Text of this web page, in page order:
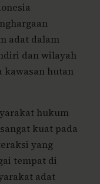
adat dalam
dan wilayah
kawasan hutan
hukum
kuat pada
yang
tempat di
adat